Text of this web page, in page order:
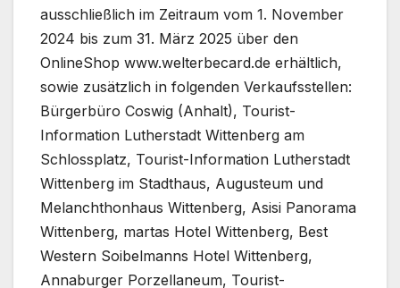
ausschließlich im Zeitraum vom 1. November
2024 bis zum 31. März 2025 über den
OnlineShop www.welterbecard.de erhältlich,
sowie zusätzlich in folgenden Verkaufsstellen:
Bürgerbüro Coswig (Anhalt), Tourist-
Information Lutherstadt Wittenberg am
Schlossplatz, Tourist-Information Lutherstadt
Wittenberg im Stadthaus, Augusteum und
Melanchthonhaus Wittenberg, Asisi Panorama
Wittenberg, martas Hotel Wittenberg, Best
Western Soibelmanns Hotel Wittenberg,
Annaburger Porzellaneum, Tourist-